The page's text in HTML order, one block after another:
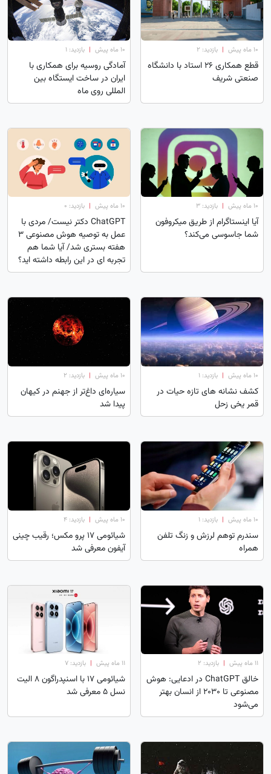
۱۰ ماه پیش | بازدید: 2
قطع همکاری 26 استاد با دانشگاه
صنعتی شریف
۱۰ ماه پیش | بازدید: 1
آمادگی روسیه برای همکاری با
ایران در ساخت ایستگاه بین
المللی روی ماه
۱۰ ماه پیش | بازدید: 3
آیا اینستاگرام از طریق میکروفون
شما جاسوسی می‌کند؟
۱۰ ماه پیش | بازدید: 0
ChatGPT دکتر نیست/ مردی با
عمل به توصیه هوش مصنوعی 3
هفته بستری شد/ آیا شما هم
تجربه ای در این رابطه داشته اید؟
۱۰ ماه پیش | بازدید: 1
کشف نشانه های تازه حیات در
قمر یخی زحل
۱۰ ماه پیش | بازدید: 2
سیاره‌ای داغ‌تر از جهنم در کیهان
پیدا شد
۱۰ ماه پیش | بازدید: 1
سندرم توهم لرزش و زنگ تلفن
همراه
۱۰ ماه پیش | بازدید: 4
شیائومی ۱۷ پرو مکس؛‌ رقیب چینی
آیفون معرفی شد‌
۱۱ ماه پیش | بازدید: 2
خالق ChatGPT در ادعایی: هوش
مصنوعی تا ۲۰۳۰ از انسان بهتر
می‌شود
۱۱ ماه پیش | بازدید: 7
شیائومی ۱۷ با اسنپدراگون ۸ الیت
نسل ۵ معرفی شد